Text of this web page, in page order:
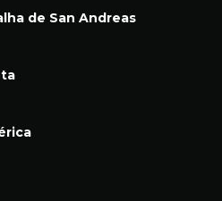
de San Andreas